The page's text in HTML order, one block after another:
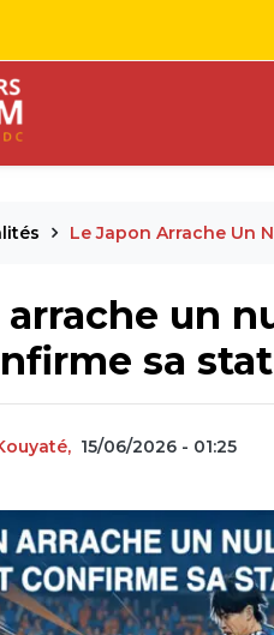
Le Japon Arrache Un
un
sa
15/06/2026 - 01:25